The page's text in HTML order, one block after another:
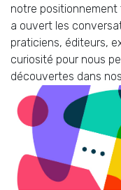
notre positionnement
a ouvert les
praticiens, éditeurs,
curiosité pour nous
découvertes dans